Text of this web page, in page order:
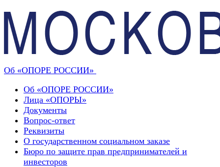
Об «ОПОРЕ РОССИИ»
Об «ОПОРЕ РОССИИ»
Лица «ОПОРЫ»
Документы
Вопрос-ответ
Реквизиты
О государственном социальном заказе
Бюро по защите прав предпринимателей и
инвесторов